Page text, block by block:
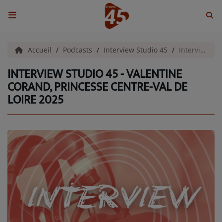
ACCUEIL
Emissions
BENJI & COMPAGNIE
GRAFFITI CINÉMA
LES ASSOCIÉS DU JOUR
LA CHRONIQUE ENVIRONNEMENTALE
LA CHRONIQUE MUSICALE
Accueil Podcasts Interview Studio 45 Interview Studio 45 - Valentine Corand, Princesse Centre-Val de Loire 2025
INTERVIEW STUDIO 45 - VALENTINE
CORAND, PRINCESSE CENTRE-VAL DE
LOIRE 2025